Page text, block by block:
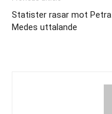
Statister rasar mot Petra
Medes uttalande